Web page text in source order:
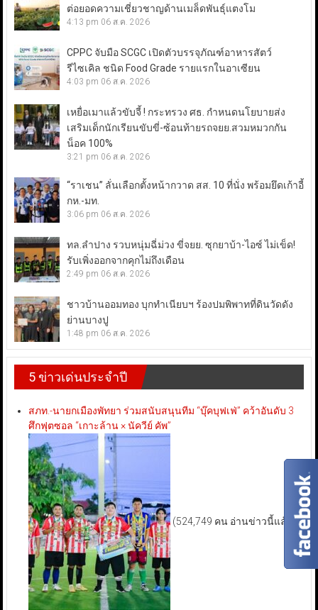
ต่อยอดความเชี่ยวชาญด้านเมล็ดพันธุ์แตงโม
4:13 pm 06 ส.ค. 2026
CPPC จับมือ SCGC เปิดตัวบรรจุภัณฑ์อาหารสัตว์
รีไซเคิล ชนิด Food Grade รายแรกในอาเซียน
4:03 pm 06 ส.ค. 2026
เหยื่อเมาแล้วขับจี้ ! กระทรวง ศธ. กำหนดนโยบายส่ง
เสริมเด็กนักเรียนขับขี่-ซ้อนท้ายรถจยย.สวมหมวกกัน
น็อค 100%
3:21 pm 06 ส.ค. 2026
“ราเชน” ลั่นเลือกตั้งหน้ากวาด สส. 10 ที่นั่ง พร้อมยึดเก้าอี้
กห.-มท.
3:06 pm 06 ส.ค. 2026
ทล.ลำปาง รวบหนุ่มฉี่ม่วง ขี่จยย. ซุกยาบ้า-ไอซ์ ไม่เข็ด!
รับเพิ่งออกจากคุกไม่ถึงเดือน
2:49 pm 06 ส.ค. 2026
ชาวบ้านออมทอง บุกทำเนียบฯ ร้องปมพิพาทที่ดินวัดดัง
ย่านบางปู
1:48 pm 06 ส.ค. 2026
5 ข่าวเด่นประจำปี
สภท.-นายกเมืองพัทยา ร่วมสนับสนุนทีม “บุ๊คบุฟเฟ่” คว้าอันดับ 3
ศึกฟุตซอล “เกาะล้าน × นัควีย์ คัพ”
(524,749 คน อ่านข่าวนี้แล้ว)